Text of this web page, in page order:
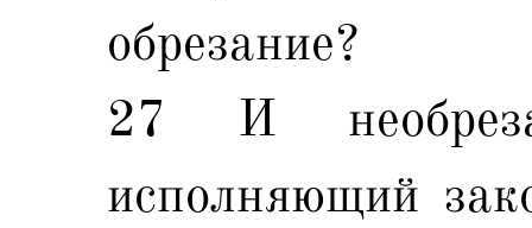
обрезание?
27 И
исполняющий